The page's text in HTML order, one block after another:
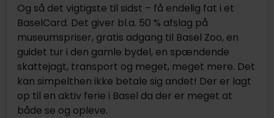
Og så det vigtigste til sidst – få endelig fat i et
BaselCard. Det giver bl.a. 50 % afslag på
museumspriser, gratis adgang til Basel Zoo, en
guidet tur i den gamle bydel, en spændende
skattejagt, transport og meget, meget mere. Det
kan simpelthen ikke betale sig andet! Der er lagt
op til en aktiv ferie i Basel da der er meget at
både se og opleve.